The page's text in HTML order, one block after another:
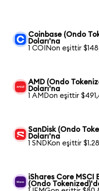
Coinbase (Ondo
Doları'na
1 COINon eşittir
AMD (Ondo
Doları'na
1 AMDon eşittir
SanDisk (Ondo
Doları'na
1 SNDKon eşittir
iShares Core MSCI
(Ondo